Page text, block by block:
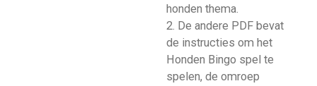
honden thema.
2. De andere PDF bevat
de instructies om het
Honden Bingo spel te
spelen, de omroep